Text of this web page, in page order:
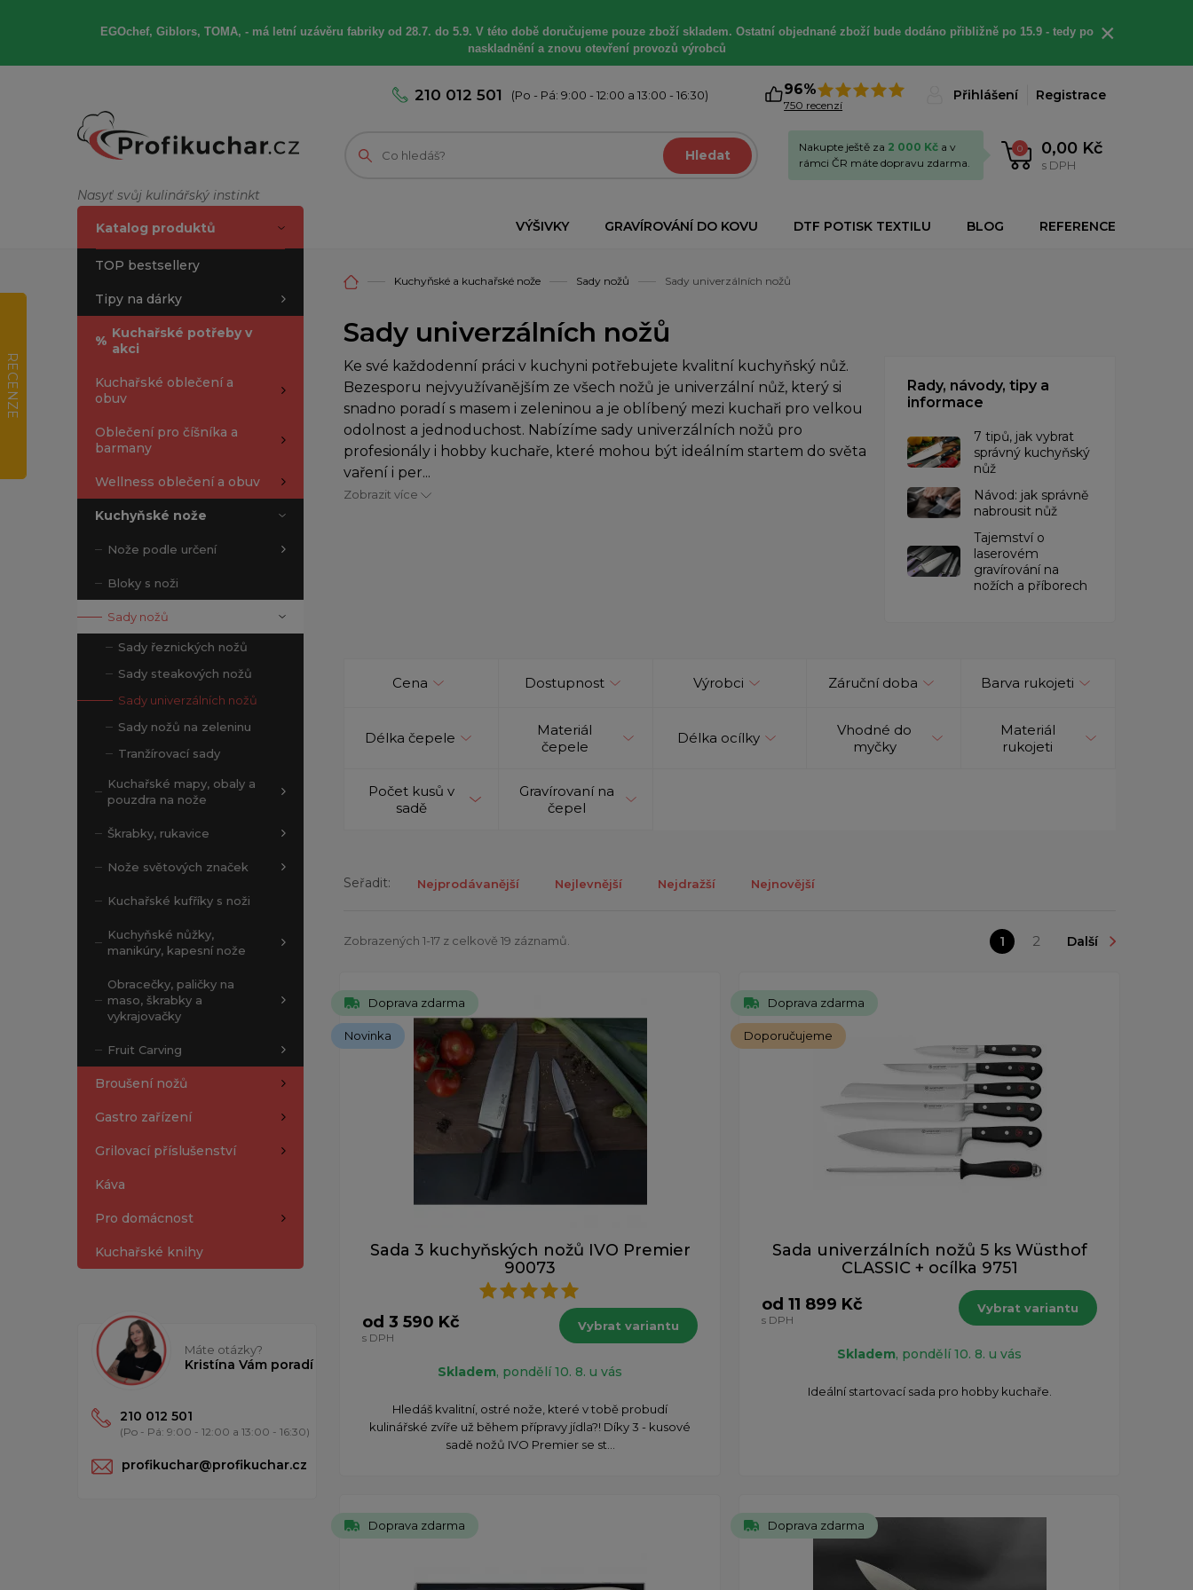
EGOchef, Giblors, TOMA, -má letní uzávěru fabriky od 28.7. do 5.9. V této době doručujeme pouze zboží skladem. Ostatní objednané zboží bude dodáno přibližně po 15.9 - tedy po
naskladnění a znovu otevření provozů výrobců
×
Nasyť svůj kulinářský instinkt
210 012 501 (Po - Pá: 9:00 - 12:00 a 13:00 - 16:30) 96%
750 recenzí
Přihlášení Registrace
Hledat 0 0,00 Kč
s DPH
Nakupte ještě za 2 000 Kč a v
rámci ČR máte dopravu zdarma.
VÝŠIVKY GRAVÍROVÁNÍ DO KOVU DTF POTISK TEXTILU BLOG REFERENCE
Katalog produktů
TOP bestsellery
Tipy na dárky
% Kuchařské potřeby v
akci
Kuchařské oblečení a
obuv
Oblečení pro číšníka a
barmany
Wellness oblečení a obuv
Kuchyňské nože
Nože podle určení
Bloky s noži
Sady nožů
Sady řeznických nožů
Sady steakových nožů
Sady univerzálních nožů
Sady nožů na zeleninu
Tranžírovací sady
Kuchařské mapy, obaly a
pouzdra na nože
Škrabky, rukavice
Nože světových značek
Kuchařské kufříky s noži
Kuchyňské nůžky,
manikúry, kapesní nože
Obracečky, paličky na
maso, škrabky a
vykrajovačky
Fruit Carving
Broušení nožů
Gastro zařízení
Grilovací příslušenství
Káva
Pro domácnost
Kuchařské knihy
Máte otázky?
Kristína Vám poradí
210 012 501
(Po - Pá: 9:00 - 12:00 a 13:00 - 16:30)
profikuchar@profikuchar.cz
Kuchyňské a kuchařské nože Sady nožů Sady univerzálních nožů
Sady univerzálních nožů
Ke své každodenní práci v kuchyni potřebujete kvalitní kuchyňský nůž.
Bezesporu nejvyužívanějším ze všech nožů je univerzální nůž, který si
snadno poradí s masem i zeleninou a je oblíbený mezi kuchaři pro velkou
odolnost a jednoduchost. Nabízíme sady univerzálních nožů pro
profesionály i hobby kuchaře, které mohou být ideálním startem do světa
vaření i per...
Zobrazit více
Rady, návody, tipy a
informace
7 tipů, jak vybrat
správný kuchyňský
nůž
Návod: jak správně
nabrousit nůž
Tajemství o
laserovém
gravírování na
nožích a příborech
Cena Dostupnost Výrobci Záruční doba Barva rukojeti
Délka čepele
Materiál
čepele
Délka ocílky
Vhodné do
myčky
Materiál
rukojeti
Počet kusů v
sadě
Gravírovaní na
čepel
Seřadit: Nejprodávanější Nejlevnější Nejdražší Nejnovější
Zobrazených 1-17 z celkově 19 záznamů. 1 2 Další
Doprava zdarma
Novinka
Sada 3 kuchyňských nožů IVO Premier
90073
od 3 590 Kč
s DPH
Vybrat variantu
Skladem, pondělí 10. 8. u vás
Hledáš kvalitní, ostré nože, které v tobě probudí
kulinářské zvíře už během přípravy jídla?! Díky 3 - kusové
sadě nožů IVO Premier se st...
Doprava zdarma
Doporučujeme
Sada univerzálních nožů 5 ks Wüsthof
CLASSIC + ocílka 9751
od 11 899 Kč
s DPH
Vybrat variantu
Skladem, pondělí 10. 8. u vás
Ideální startovací sada pro hobby kuchaře.
Doprava zdarma Doprava zdarma
RECENZE